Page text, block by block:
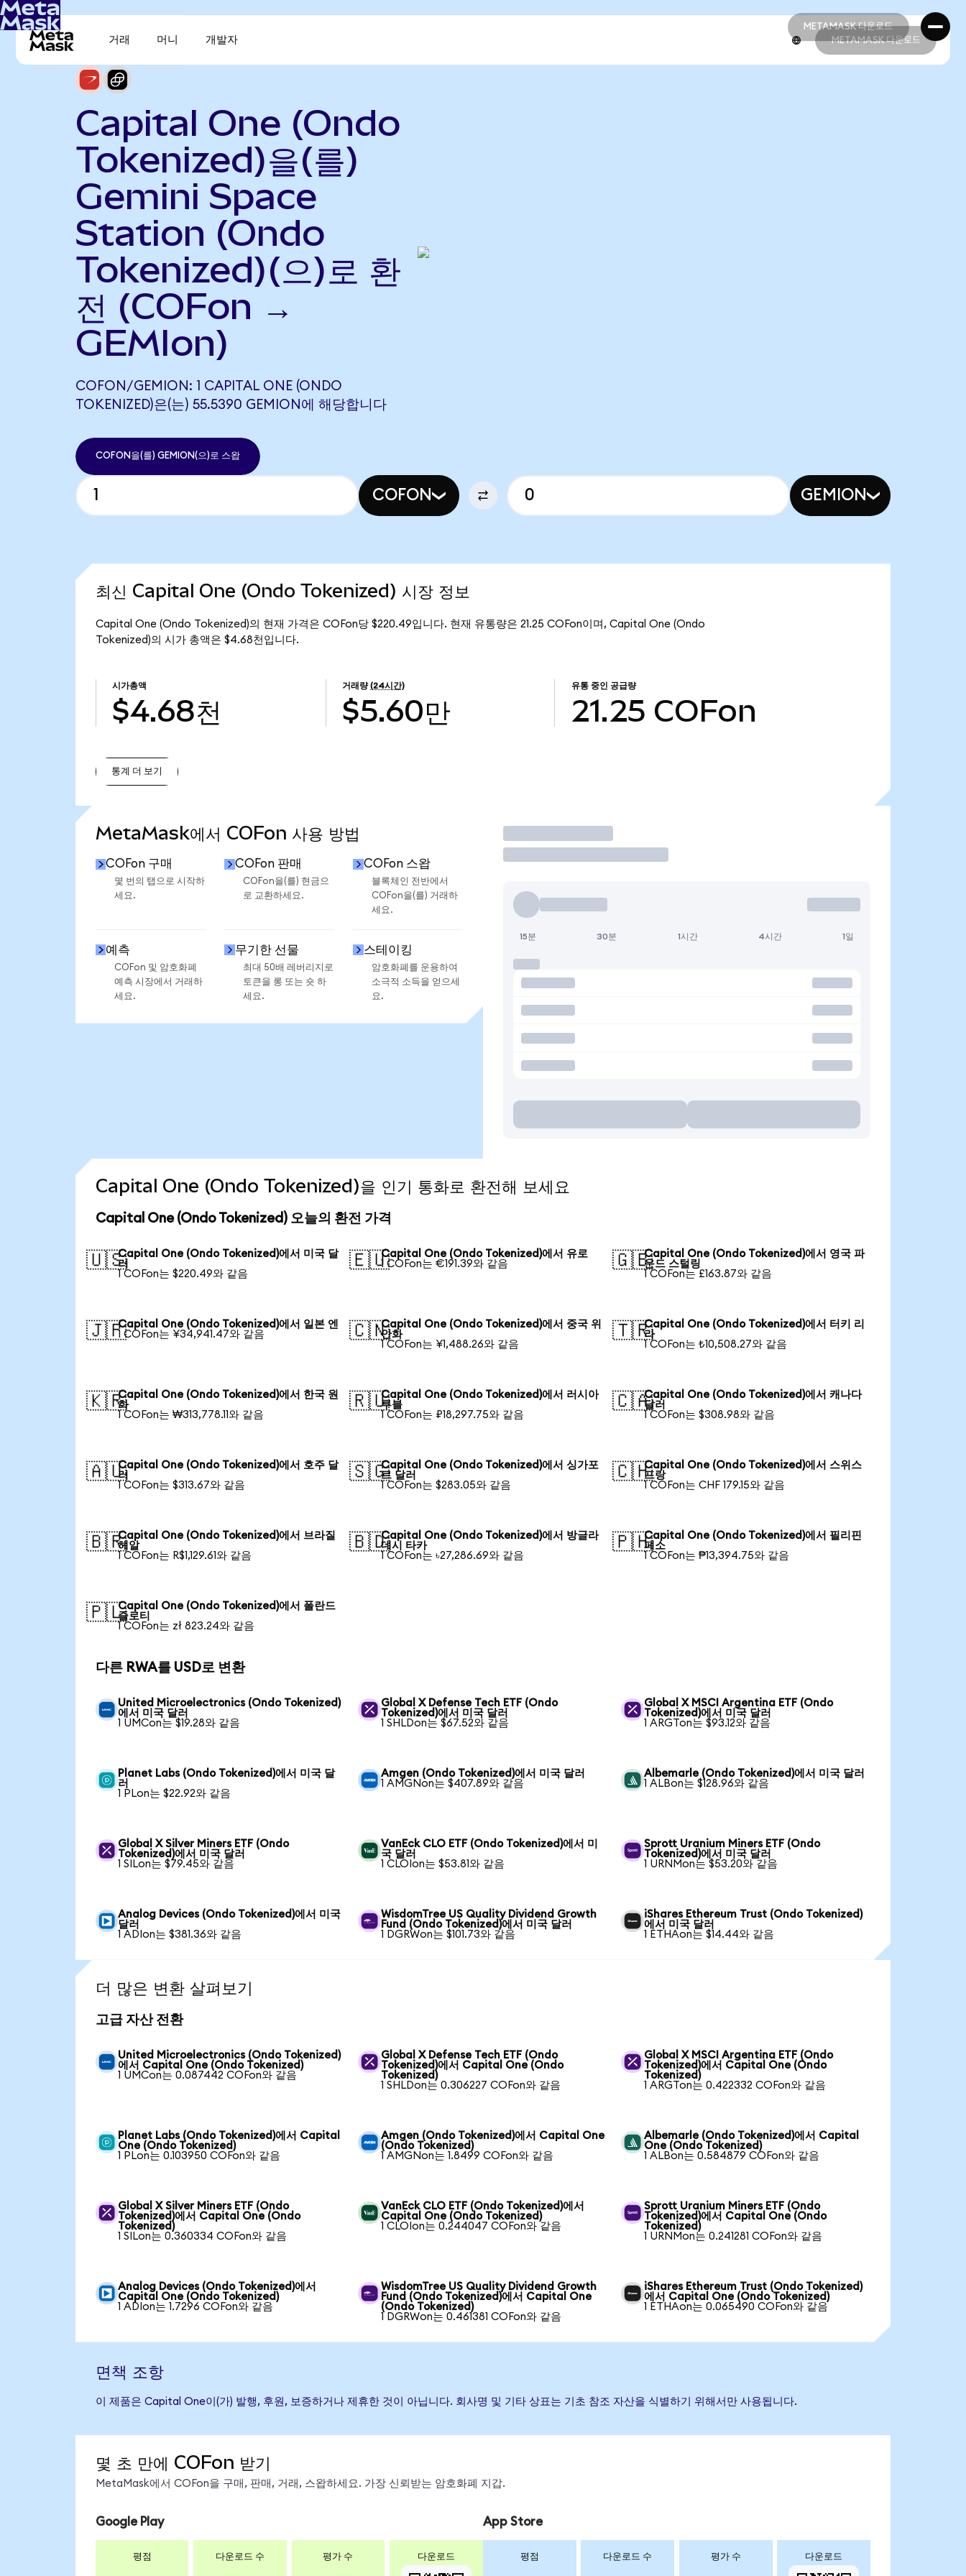
METAMASK 다운로드
METAMASK 다운로드
거래 머니 개발자 METAMASK 다운로드
Capital One (Ondo
Tokenized)을(를)
Gemini Space
Station (Ondo
Tokenized)(으)로 환
전 (COFon →
GEMIon)
COFON/GEMION: 1 CAPITAL ONE (ONDO
TOKENIZED)은(는) 55.5390 GEMION에 해당합니다
COFON을(를) GEMION(으)로 스왑
COFON GEMION
최신 Capital One (Ondo Tokenized) 시장 정보
Capital One (Ondo Tokenized)의 현재 가격은 COFon당 $220.49입니다. 현재 유통량은 21.25 COFon이며, Capital One (Ondo
Tokenized)의 시가 총액은 $4.68천입니다.
시가총액
$4.68천
거래량 (24시간)
$5.60만
유통 중인 공급량
21.25 COFon
통계 더 보기
MetaMask에서 COFon 사용 방법
COFon 구매
몇 번의 탭으로 시작하
세요.
COFon 판매
COFon을(를) 현금으
로 교환하세요.
COFon 스왑
블록체인 전반에서
COFon을(를) 거래하
세요.
예측
COFon 및 암호화폐
예측 시장에서 거래하
세요.
무기한 선물
최대 50배 레버리지로
토큰을 롱 또는 숏 하
세요.
스테이킹
암호화폐를 운용하여
소극적 소득을 얻으세
요.
거래
15분 30분 1시간 4시간 1일
Capital One (Ondo Tokenized)을 인기 통화로 환전해 보세요
Capital One (Ondo Tokenized) 오늘의 환전 가격
🇺🇸Capital One (Ondo Tokenized)에서 미국 달
러
1 COFon는 $220.49와 같음
🇪🇺Capital One (Ondo Tokenized)에서 유로
1 COFon는 €191.39와 같음
🇬🇧Capital One (Ondo Tokenized)에서 영국 파
운드 스털링
1 COFon는 £163.87와 같음
🇯🇵Capital One (Ondo Tokenized)에서 일본 엔
1 COFon는 ¥34,941.47와 같음
🇨🇳Capital One (Ondo Tokenized)에서 중국 위
안화
1 COFon는 ¥1,488.26와 같음
🇹🇷Capital One (Ondo Tokenized)에서 터키 리
라
1 COFon는 ₺10,508.27와 같음
🇰🇷Capital One (Ondo Tokenized)에서 한국 원
화
1 COFon는 ₩313,778.11와 같음
🇷🇺Capital One (Ondo Tokenized)에서 러시아
루블
1 COFon는 ₽18,297.75와 같음
🇨🇦Capital One (Ondo Tokenized)에서 캐나다
달러
1 COFon는 $308.98와 같음
🇦🇺Capital One (Ondo Tokenized)에서 호주 달
러
1 COFon는 $313.67와 같음
🇸🇬Capital One (Ondo Tokenized)에서 싱가포
르 달러
1 COFon는 $283.05와 같음
🇨🇭Capital One (Ondo Tokenized)에서 스위스
프랑
1 COFon는 CHF 179.15와 같음
🇧🇷Capital One (Ondo Tokenized)에서 브라질
헤알
1 COFon는 R$1,129.61와 같음
🇧🇩Capital One (Ondo Tokenized)에서 방글라
데시 타카
1 COFon는 ৳27,286.69와 같음
🇵🇭Capital One (Ondo Tokenized)에서 필리핀
페소
1 COFon는 ₱13,394.75와 같음
🇵🇱Capital One (Ondo Tokenized)에서 폴란드
즐로티
1 COFon는 zł 823.24와 같음
다른 RWA를 USD로 변환
United Microelectronics (Ondo Tokenized)
에서 미국 달러
1 UMCon는 $19.28와 같음
Global X Defense Tech ETF (Ondo
Tokenized)에서 미국 달러
1 SHLDon는 $67.52와 같음
Global X MSCI Argentina ETF (Ondo
Tokenized)에서 미국 달러
1 ARGTon는 $93.12와 같음
Planet Labs (Ondo Tokenized)에서 미국 달
러
1 PLon는 $22.92와 같음
Amgen (Ondo Tokenized)에서 미국 달러
1 AMGNon는 $407.89와 같음
Albemarle (Ondo Tokenized)에서 미국 달러
1 ALBon는 $128.96와 같음
Global X Silver Miners ETF (Ondo
Tokenized)에서 미국 달러
1 SILon는 $79.45와 같음
VanEck CLO ETF (Ondo Tokenized)에서 미
국 달러
1 CLOIon는 $53.81와 같음
Sprott Uranium Miners ETF (Ondo
Tokenized)에서 미국 달러
1 URNMon는 $53.20와 같음
Analog Devices (Ondo Tokenized)에서 미국
달러
1 ADIon는 $381.36와 같음
WisdomTree US Quality Dividend Growth
Fund (Ondo Tokenized)에서 미국 달러
1 DGRWon는 $101.73와 같음
iShares Ethereum Trust (Ondo Tokenized)
에서 미국 달러
1 ETHAon는 $14.44와 같음
더 많은 변환 살펴보기
고급 자산 전환
United Microelectronics (Ondo Tokenized)
에서 Capital One (Ondo Tokenized)
1 UMCon는 0.087442 COFon와 같음
Global X Defense Tech ETF (Ondo
Tokenized)에서 Capital One (Ondo
Tokenized)
1 SHLDon는 0.306227 COFon와 같음
Global X MSCI Argentina ETF (Ondo
Tokenized)에서 Capital One (Ondo
Tokenized)
1 ARGTon는 0.422332 COFon와 같음
Planet Labs (Ondo Tokenized)에서 Capital
One (Ondo Tokenized)
1 PLon는 0.103950 COFon와 같음
Amgen (Ondo Tokenized)에서 Capital One
(Ondo Tokenized)
1 AMGNon는 1.8499 COFon와 같음
Albemarle (Ondo Tokenized)에서 Capital
One (Ondo Tokenized)
1 ALBon는 0.584879 COFon와 같음
Global X Silver Miners ETF (Ondo
Tokenized)에서 Capital One (Ondo
Tokenized)
1 SILon는 0.360334 COFon와 같음
VanEck CLO ETF (Ondo Tokenized)에서
Capital One (Ondo Tokenized)
1 CLOIon는 0.244047 COFon와 같음
Sprott Uranium Miners ETF (Ondo
Tokenized)에서 Capital One (Ondo
Tokenized)
1 URNMon는 0.241281 COFon와 같음
Analog Devices (Ondo Tokenized)에서
Capital One (Ondo Tokenized)
1 ADIon는 1.7296 COFon와 같음
WisdomTree US Quality Dividend Growth
Fund (Ondo Tokenized)에서 Capital One
(Ondo Tokenized)
1 DGRWon는 0.461381 COFon와 같음
iShares Ethereum Trust (Ondo Tokenized)
에서 Capital One (Ondo Tokenized)
1 ETHAon는 0.065490 COFon와 같음
면책 조항
이 제품은 Capital One이(가) 발행, 후원, 보증하거나 제휴한 것이 아닙니다. 회사명 및 기타 상표는 기초 참조 자산을 식별하기 위해서만 사용됩니다.
몇 초 만에 COFon 받기
MetaMask에서 COFon을 구매, 판매, 거래, 스왑하세요. 가장 신뢰받는 암호화폐 지갑.
Google Play
평점 다운로드 수 평가 수 다운로드
App Store
평점 다운로드 수 평가 수 다운로드